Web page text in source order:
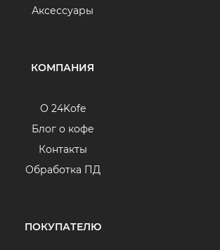
Аксессуары
КОМПАНИЯ
О 24Kofe
Блог о кофе
Контакты
Обработка ПД
ПОКУПАТЕЛЮ